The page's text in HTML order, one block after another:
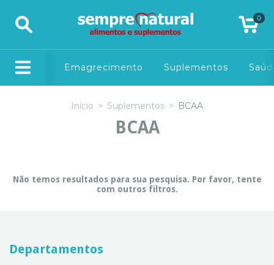
0
Emagrecimento Suplementos
Início > Suplementos > BCAA
BCAA
Não temos resultados para sua pesquisa. Por favor, tente
com outros filtros.
Departamentos